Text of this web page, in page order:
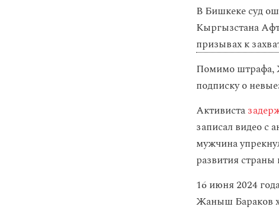
В Бишкеке суд
Кыргызстана
призывах к
Помимо штрафа,
подписку о
Активиста
записал видео с
мужчина
развития
16 июня 2024
Жаныш Бараков